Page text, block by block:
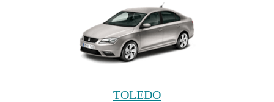
TOLEDO